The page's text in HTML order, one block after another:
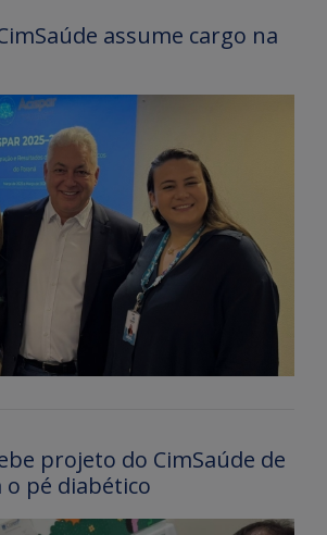
assume cargo na
projeto do CimSaúde de
o pé diabético